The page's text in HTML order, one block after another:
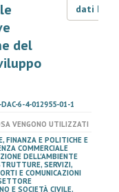
del
dati LOD
6-4-012955-01-1
VENGONO UTILIZZATI
FINANZA E POLITICHE E
COMMERCIALE
DELL'AMBIENTE
SERVIZI,
E COMUNICAZIONI
E SOCIETÀ CIVILE,